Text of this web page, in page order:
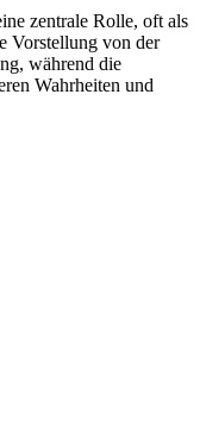
zentrale Rolle, oft als
Vorstellung von der
während die
Wahrheiten und